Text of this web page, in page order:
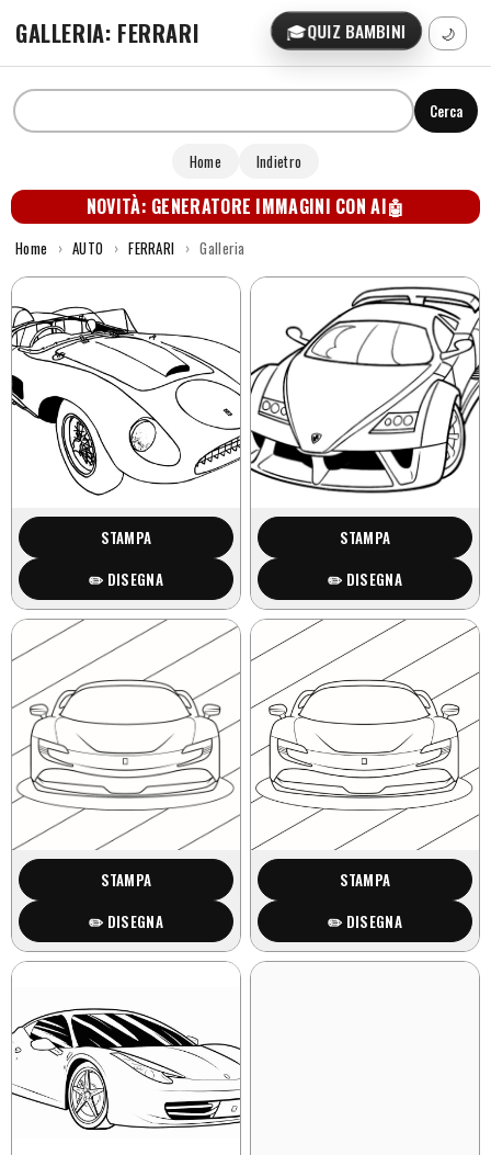
GALLERIA: FERRARI 🎓QUIZ BAMBINI 🌙
Cerca
Home Indietro
NOVITÀ: GENERATORE IMMAGINI CON AI🤖
Home › AUTO › FERRARI › Galleria
STAMPA
✏️ DISEGNA
STAMPA
✏️ DISEGNA
STAMPA
✏️ DISEGNA
STAMPA
✏️ DISEGNA